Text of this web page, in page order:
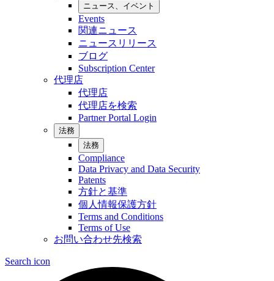
ニュース、イベント
Events
関連ニュース
ニュースリリース
ブログ
Subscription Center
代理店
代理店
代理店を検索
Partner Portal Login
法務
法務
Compliance
Data Privacy and Data Security
Patents
方針と基準
個人情報保護方針
Terms and Conditions
Terms of Use
お問い合わせ先検索
Search icon